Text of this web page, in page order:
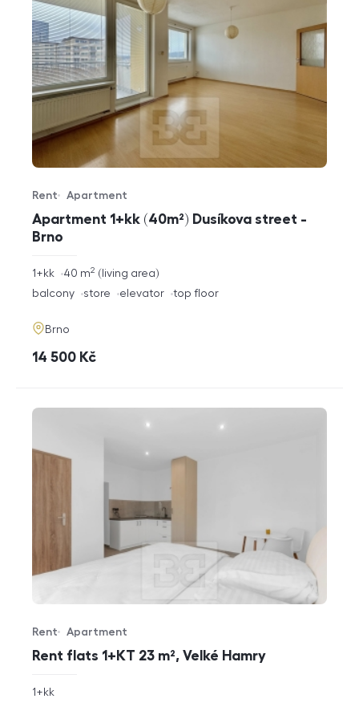
Apartment 1+kk (40m²) Dusíkova street -
Brno
Offer type
Rent
Property type
Apartment
rozměry
1+kk living area
40 m2
funkce
balcony store elevator top floor
adresa
Brno
cena
14 500 Kč
Rent flats 1+KT 23 m², Velké Hamry
Offer type
Rent
Property type
Apartment
rozměry
1+kk